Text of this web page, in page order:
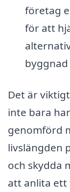
företag
för att
Det är
inte bara
genomförd
livslängden
och skydda
att anlita ett